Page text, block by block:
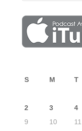
S M T
2
3 4
9
10 11